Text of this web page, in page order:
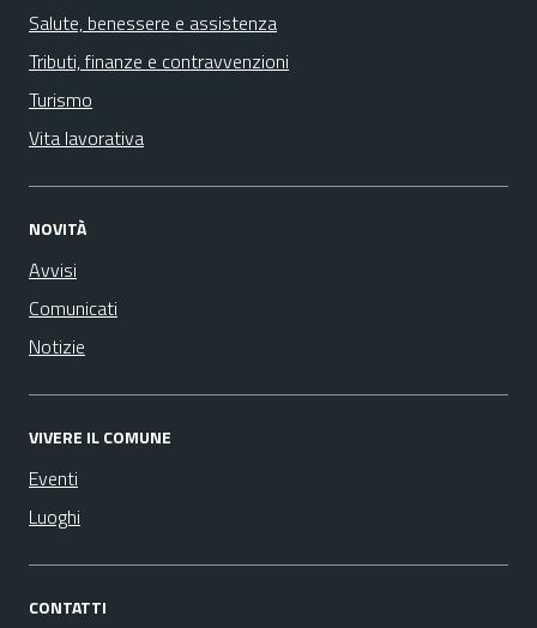
Salute, benessere e assistenza
Tributi, finanze e contravvenzioni
Turismo
Vita lavorativa
NOVITÀ
Avvisi
Comunicati
Notizie
VIVERE IL COMUNE
Eventi
Luoghi
CONTATTI